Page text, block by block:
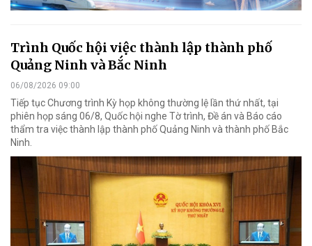
Trình Quốc hội việc thành lập thành phố
Quảng Ninh và Bắc Ninh
06/08/2026 09:00
Tiếp tục Chương trình Kỳ họp không thường lệ lần thứ nhất, tại
phiên họp sáng 06/8, Quốc hội nghe Tờ trình, Đề án và Báo cáo
thẩm tra việc thành lập thành phố Quảng Ninh và thành phố Bắc
Ninh.